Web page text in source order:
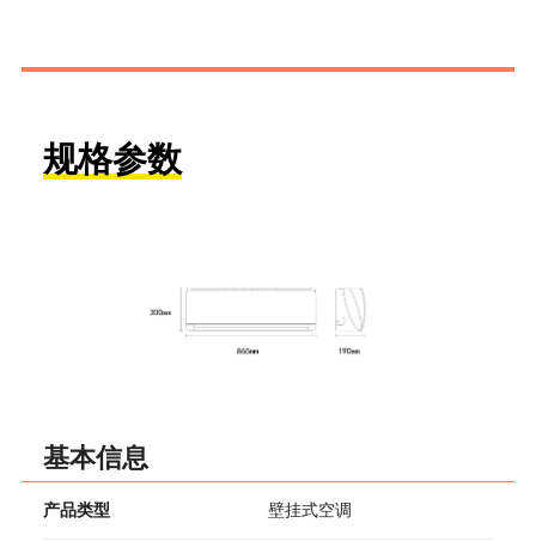
规格参数
基本信息
产品类型 壁挂式空调